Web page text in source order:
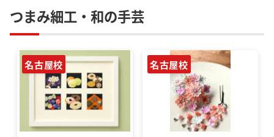
つまみ細工・和の手芸
名古屋校 名古屋校